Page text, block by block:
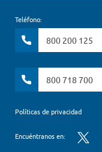
Teléfono:
800 200 125
800 718 700
Políticas de privacidad
Encuéntranos en: Twitter